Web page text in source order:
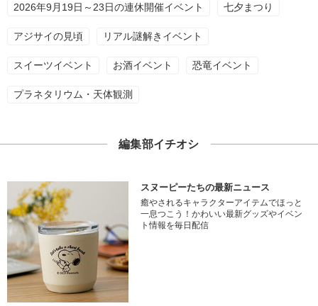
2026年9月19日～23日の連休開催イベント 七夕まつり
アジサイの見頃 リアル謎解きイベント
スイーツイベント お酒イベント 恐竜イベント
プラネタリウム・天体観測
編集部イチオシ
スヌーピーたちの最新ニュース
癒やされるキャラクターアイテムでほっと
一息つこう！かわいい最新グッズやイベン
ト情報を毎日配信